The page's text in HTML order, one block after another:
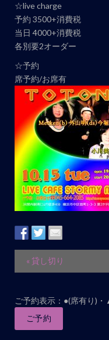
ン
☆live charge
予約 3500+消費税
当日 4000+消費税
各別要2オーダー
☆予約
席予約/お席有
ベ
ト
« 貸し切り
ご予約表示：●(席有り)
ご予約